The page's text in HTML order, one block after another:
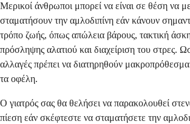
Μερικοί άνθρωποι μπορεί να είναι σε θέση να
σταματήσουν την αμλοδιπίνη εάν κάνουν
τρόπο ζωής, όπως απώλεια βάρους, τακτική
πρόσληψης αλατιού και διαχείριση του στρες.
αλλαγές πρέπει να διατηρηθούν
τα οφέλη.
Ο γιατρός σας θα θελήσει να παρακολουθεί
πίεση εάν σκέφτεστε να σταματήσετε την